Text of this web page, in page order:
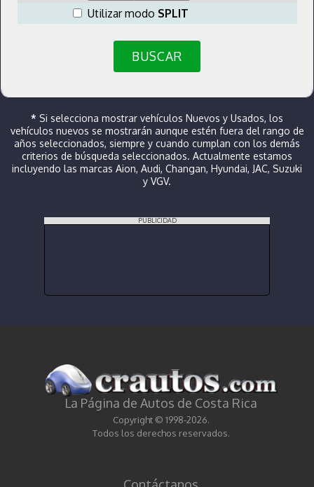
Utilizar modo SPLIT
BUSCAR
* Si selecciona mostrar vehículos Nuevos y Usados, los
vehículos nuevos se mostrarán aunque estén fuera del rango de
años seleccionados, siempre y cuando cumplan con los demás
criterios de búsqueda seleccionados. Actualmente estamos
incluyendo las marcas Aion, Audi, Changan, Hyundai, JAC, Suzuki
y VGV.
PUBLICIDAD
La Página de Autos de Costa Rica
Copyright © 1998-2026.
Todos los derechos reservados.